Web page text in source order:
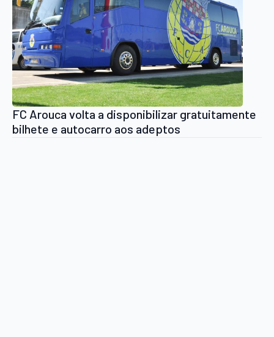
FC Arouca volta a disponibilizar gratuitamente
bilhete e autocarro aos adeptos